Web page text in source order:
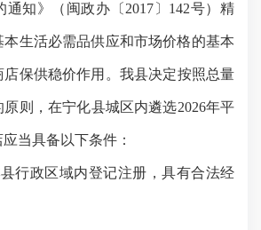
通知》（闽政办〔 2017〕142号）精
生活必需品供应和市场价格的基本
保供稳价作用。我县决定按照总量
原则，在宁化县城区内遴选2026年平
当具备以下条件：
县行政区域内登记注册，具有合法经